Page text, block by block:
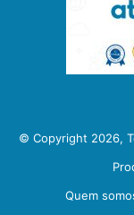
© Copyright 2026,
Quem